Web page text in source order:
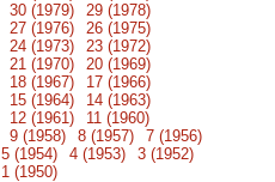
30 (1979)
29 (1978)
27 (1976)
26 (1975)
24 (1973)
23 (1972)
21 (1970)
20 (1969)
18 (1967)
17 (1966)
15 (1964)
14 (1963)
12 (1961)
11 (1960)
9 (1958) 8 (1957)
7 (1956)
5 (1954) 4 (1953)
3 (1952)
1 (1950)